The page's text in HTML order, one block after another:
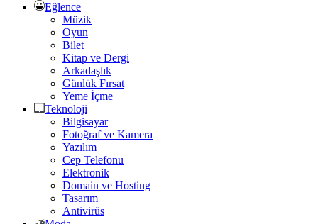
Eğlence
Müzik
Oyun
Bilet
Kitap ve Dergi
Arkadaşlık
Günlük Fırsat
Yeme İçme
Teknoloji
Bilgisayar
Fotoğraf ve Kamera
Yazılım
Cep Telefonu
Elektronik
Domain ve Hosting
Tasarım
Antivirüs